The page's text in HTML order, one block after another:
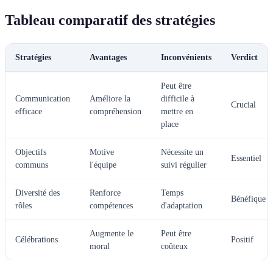
Tableau comparatif des stratégies
Stratégies Avantages Inconvénients Verdict
Communication
efficace
Améliore la
compréhension
Peut être
difficile à
mettre en
place
Crucial
Objectifs
communs
Motive
l'équipe
Nécessite un
suivi régulier
Essentiel
Diversité des
rôles
Renforce
compétences
Temps
d'adaptation
Bénéfique
Célébrations
Augmente le
moral
Peut être
coûteux
Positif